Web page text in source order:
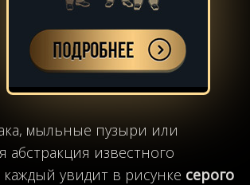
мыльные пузыри или
абстракция известного
увидит в рисунке серого